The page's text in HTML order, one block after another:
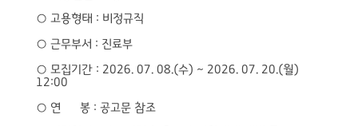
○ 고용형태 : 비정규직
○ 근무부서 : 진료부
○ 모집기간 : 2026. 07. 08.(수) ~ 2026. 07. 20.(월)
12:00
○ 연 봉 : 공고문 참조